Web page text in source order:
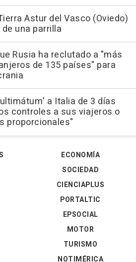
Astur del Vasco (Oviedo)
una parrilla
Rusia ha reclutado a "más
de 135 países" para
a Italia de 3 días
controles a sus viajeros o
proporcionales"
ECONOMÍA
SOCIEDAD
CIENCIAPLUS
PORTALTIC
EPSOCIAL
MOTOR
TURISMO
NOTIMÉRICA